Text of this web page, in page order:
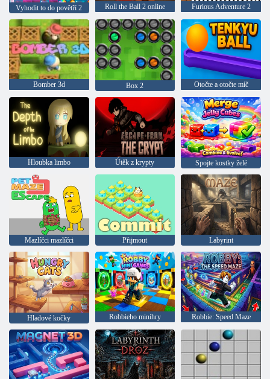
Vyhodit to do povětří 2 Roll the Ball 2 online Furious Adventure 2
Bomber 3d Box 2 Otočte a otočte míč
Hloubka limbo Útěk z krypty Spojte kostky želé
Mazlíčci mazlíčci Přijmout Labyrint
Hladové kočky Robbieho minihry Robbie: Speed Maze